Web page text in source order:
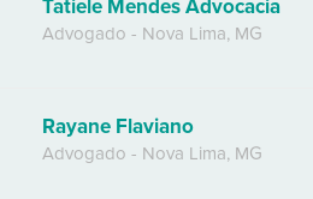
Tatiele Mendes Advocacia
Advogado - Nova Lima, MG
Rayane Flaviano
Advogado - Nova Lima, MG